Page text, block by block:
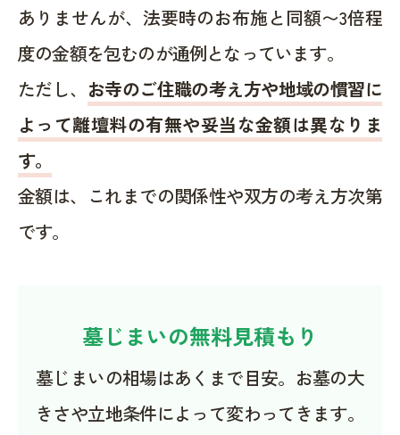
ありませんが、法要時のお布施と同額〜3倍程
度の金額を包むのが通例となっています。
ただし、 お寺のご住職の考え方や地域の慣習に
よって離壇料の有無や妥当な金額は異なりま
す。
金額は、これまでの関係性や双方の考え方次第
です。
墓じまいの無料見積もり
墓じまいの相場はあくまで目安。お墓の大
きさや立地条件によって変わってきます。